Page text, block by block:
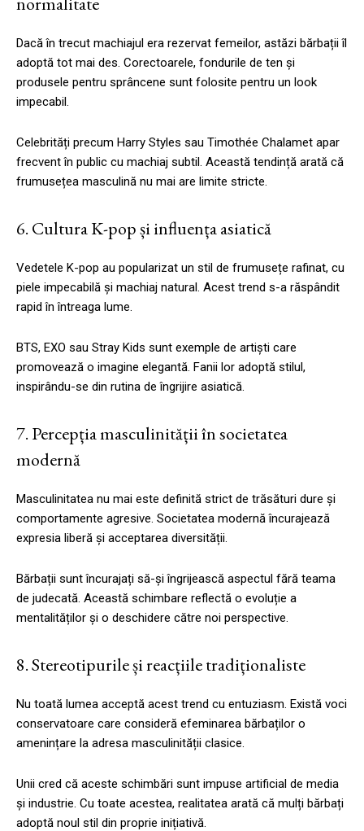
Dacă în trecut machiajul era rezervat femeilor, astăzi bărbații îl
adoptă tot mai des. Corectoarele, fondurile de ten și
produsele pentru sprâncene sunt folosite pentru un look
impecabil.
Celebrități precum Harry Styles sau Timothée Chalamet apar
frecvent în public cu machiaj subtil. Această tendință arată că
frumusețea masculină nu mai are limite stricte.
6. Cultura K-pop și influența asiatică
Vedetele K-pop au popularizat un stil de frumusețe rafinat, cu
piele impecabilă și machiaj natural. Acest trend s-a răspândit
rapid în întreaga lume.
BTS, EXO sau Stray Kids sunt exemple de artiști care
promovează o imagine elegantă. Fanii lor adoptă stilul,
inspirându-se din rutina de îngrijire asiatică.
7. Percepția masculinității în societatea
modernă
Masculinitatea nu mai este definită strict de trăsături dure și
comportamente agresive. Societatea modernă încurajează
expresia liberă și acceptarea diversității.
Bărbații sunt încurajați să-și îngrijească aspectul fără teama
de judecată. Această schimbare reflectă o evoluție a
mentalităților și o deschidere către noi perspective.
8. Stereotipurile și reacțiile tradiționaliste
Nu toată lumea acceptă acest trend cu entuziasm. Există voci
conservatoare care consideră efeminarea bărbaților o
amenințare la adresa masculinității clasice.
Unii cred că aceste schimbări sunt impuse artificial de media
și industrie. Cu toate acestea, realitatea arată că mulți bărbați
adoptă noul stil din proprie inițiativă.